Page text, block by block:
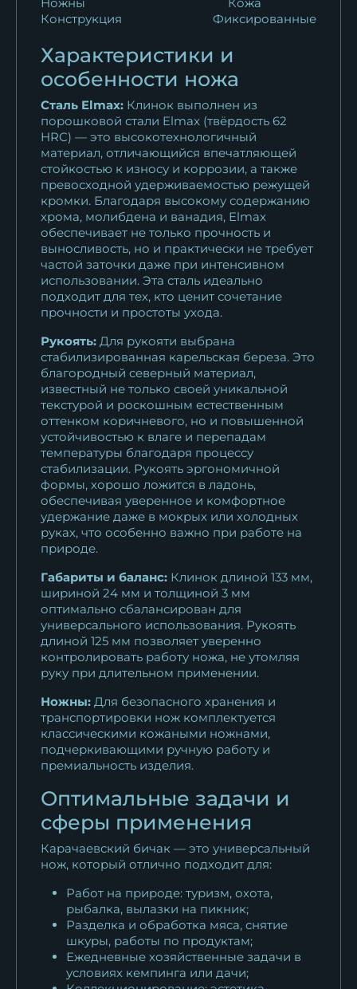
Конструкция
Фиксированные
Характеристики и
особенности ножа
Сталь Elmax: Клинок выполнен из
порошковой стали Elmax (твёрдость 62
HRC) — это высокотехнологичный
материал, отличающийся впечатляющей
стойкостью к износу и коррозии, а также
превосходной удерживаемостью режущей
кромки. Благодаря высокому содержанию
хрома, молибдена и ванадия, Elmax
обеспечивает не только прочность и
выносливость, но и практически не требует
частой заточки даже при интенсивном
использовании. Эта сталь идеально
подходит для тех, кто ценит сочетание
прочности и простоты ухода.
Рукоять: Для рукояти выбрана
стабилизированная карельская береза. Это
благородный северный материал,
известный не только своей уникальной
текстурой и роскошным естественным
оттенком коричневого, но и повышенной
устойчивостью к влаге и перепадам
температуры благодаря процессу
стабилизации. Рукоять эргономичной
формы, хорошо ложится в ладонь,
обеспечивая уверенное и комфортное
удержание даже в мокрых или холодных
руках, что особенно важно при работе на
природе.
Габариты и баланс: Клинок длиной 133 мм,
шириной 24 мм и толщиной 3 мм
оптимально сбалансирован для
универсального использования. Рукоять
длиной 125 мм позволяет уверенно
контролировать работу ножа, не утомляя
руку при длительном применении.
Ножны: Для безопасного хранения и
транспортировки нож комплектуется
классическими кожаными ножнами,
подчеркивающими ручную работу и
премиальность изделия.
Оптимальные задачи и
сферы применения
Карачаевский бичак — это универсальный
нож, который отлично подходит для:
Работ на природе: туризм, охота,
рыбалка, вылазки на пикник;
Разделка и обработка мяса, снятие
шкуры, работы по продуктам;
Ежедневные хозяйственные задачи в
условиях кемпинга или дачи;